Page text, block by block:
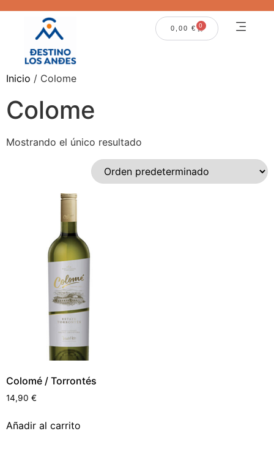
0,00€ 0
Inicio / Colome
Colome
Mostrando el único resultado
Colomé / Torrontés
14,90 €
Añadir al carrito